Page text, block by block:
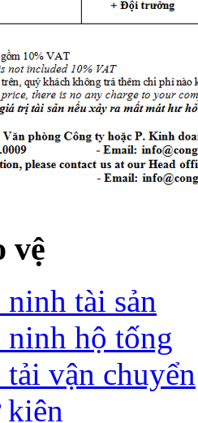
vệ
ninh tài sản
ninh hộ tống
tải vận chuyển
kiện